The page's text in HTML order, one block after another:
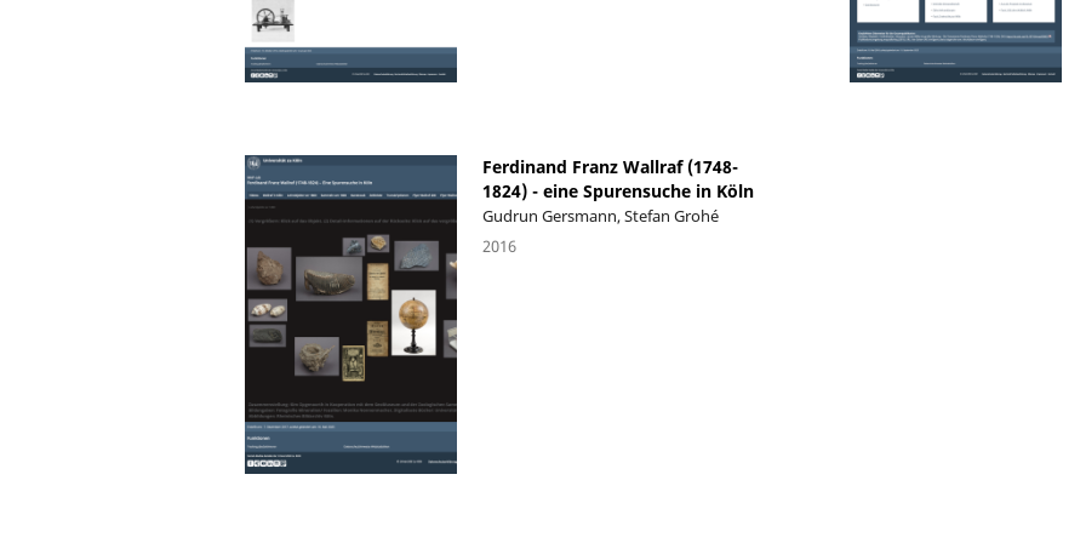
Ferdinand Franz Wallraf (1748-
1824) - eine Spurensuche in Köln
Gudrun Gersmann, Stefan Grohé
2016